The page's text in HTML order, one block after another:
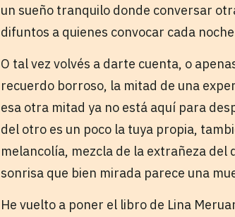
un sueño tranquilo donde conversar
difuntos a quienes convocar cada
O tal vez volvés a darte cuenta, o
recuerdo borroso, la mitad de una
esa otra mitad ya no está aquí para
del otro es un poco la tuya propia,
melancolía, mezcla de la extrañeza del
sonrisa que bien mirada parece una
He vuelto a poner el libro de Lina